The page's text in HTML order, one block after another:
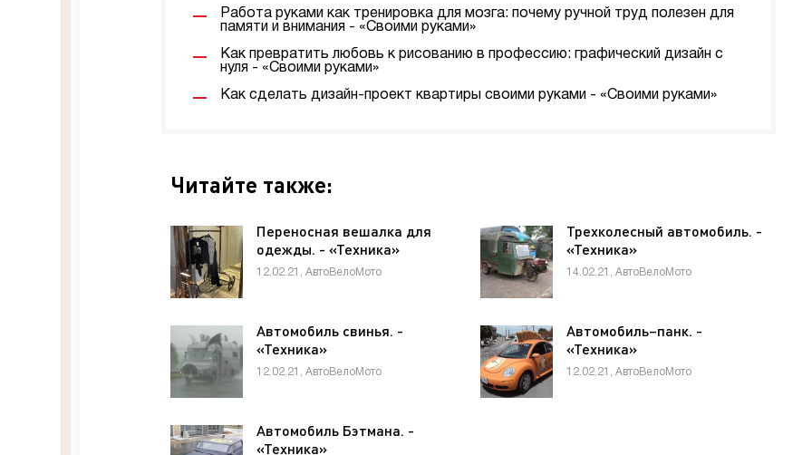
Работа руками как тренировка для мозга: почему ручной труд полезен для
памяти и внимания - «Своими руками»
Как превратить любовь к рисованию в профессию: графический дизайн с
нуля - «Своими руками»
Как сделать дизайн-проект квартиры своими руками - «Своими руками»
Читайте также:
Переносная вешалка для
одежды. - «Техника»
12.02.21, АвтоВелоМото
Трехколесный автомобиль. -
«Техника»
14.02.21, АвтоВелоМото
Автомобиль свинья. -
«Техника»
12.02.21, АвтоВелоМото
Автомобиль–панк. -
«Техника»
12.02.21, АвтоВелоМото
Автомобиль Бэтмана. -
«Техника»